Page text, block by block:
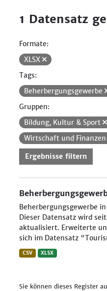
1 Datensatz
Formate:
XLSX
Tags:
Beherbergungsgewerbe
Gruppen:
Bildung, Kultur & Sport
Wirtschaft und Finanzen
Ergebnisse filtern
Beherbergungsgewerbe
Dieser Datensatz wird
aktualisiert. Erweiterte
sich im Datensatz
CSV XLSX
Sie können dieses Register